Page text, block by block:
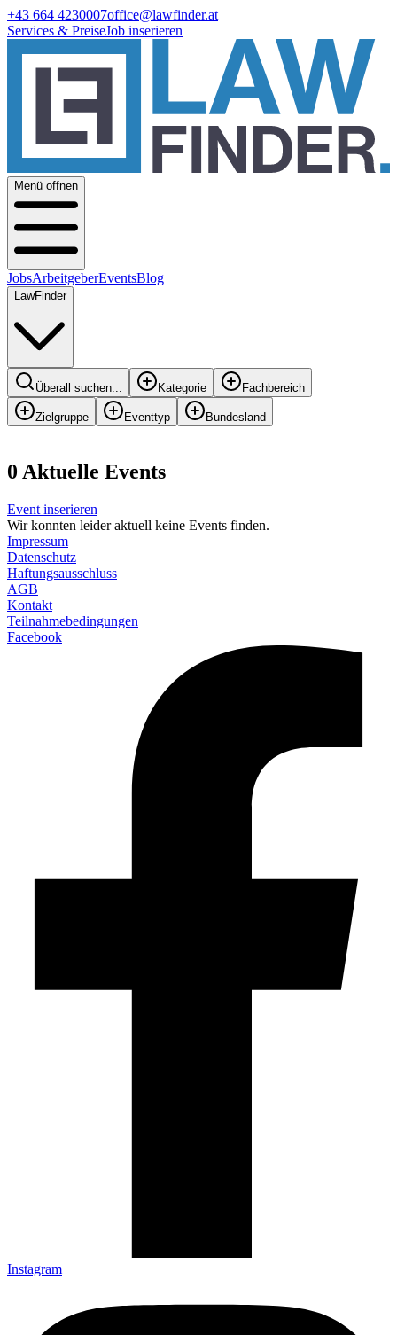
+43 664 4230007office@lawfinder.at
Services & PreiseJob inserieren
Menü offnen
JobsArbeitgeberEventsBlog
LawFinder
Überall suchen... Kategorie Fachbereich
Zielgruppe Eventtyp Bundesland
0 Aktuelle Events
Event inserieren
Wir konnten leider aktuell keine Events finden.
Impressum
Datenschutz
Haftungsausschluss
AGB
Kontakt
Teilnahmebedingungen
Facebook
Instagram